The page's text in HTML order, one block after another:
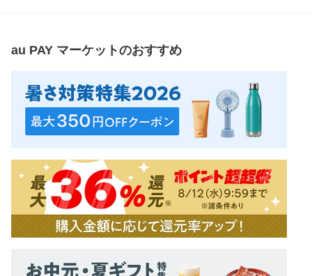
au PAY マーケットのおすすめ